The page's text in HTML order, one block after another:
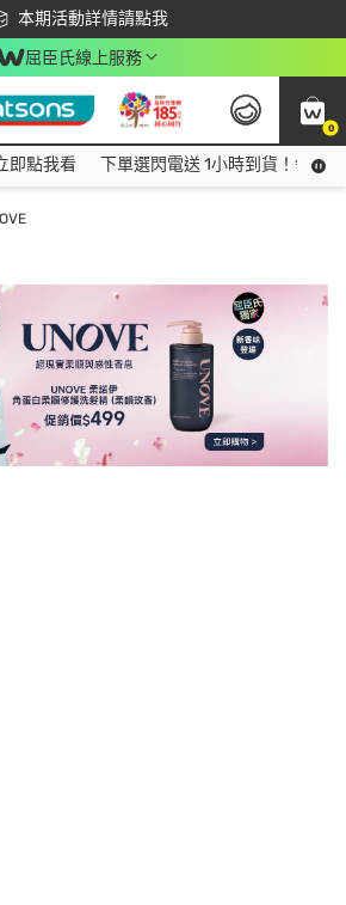
本期活動詳情請點我
下載app最高回饋$350
屈臣氏線上服務
0
我看
即點我看 下單選閃電送 1小時到貨！領神